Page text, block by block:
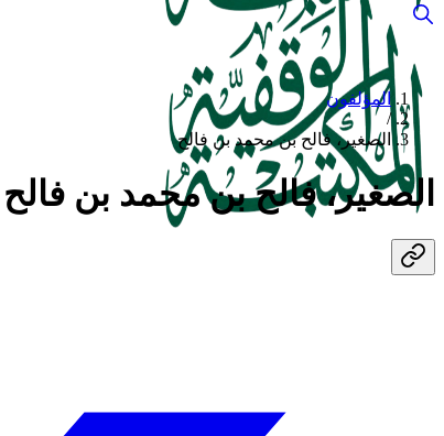
المؤلفون
/
الصغير، فالح بن محمد بن فالح
الصغير، فالح بن محمد بن فالح